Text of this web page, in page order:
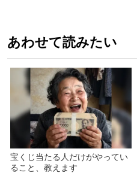
あわせて読みたい
宝くじ当たる人だけがやってい
ること、教えます